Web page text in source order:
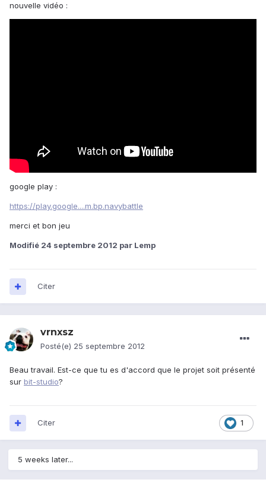
nouvelle vidéo :
google play :
https://play.google....m.bp.navybattle
merci et bon jeu
Modifié 24 septembre 2012 par Lemp
Citer
vrnxsz
Posté(e) 25 septembre 2012
Beau travail. Est-ce que tu es d'accord que le projet soit présenté
sur bit-studio?
1
Citer
5 weeks later...